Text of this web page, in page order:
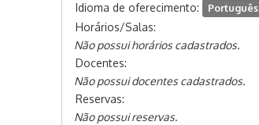
Idioma de oferecimento: Português
Horários/Salas:
Não possui horários cadastrados.
Docentes:
Não possui docentes cadastrados.
Reservas:
Não possui reservas.